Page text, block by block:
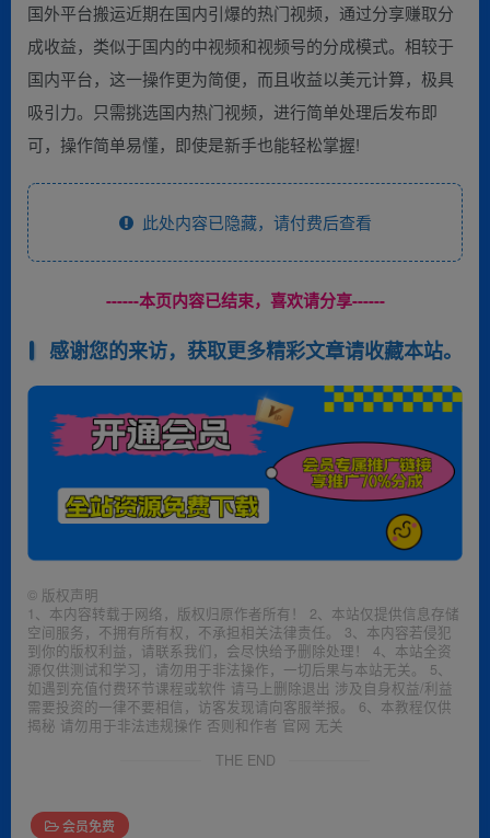
国外平台搬运近期在国内引爆的热门视频，通过分享赚取分
成收益，类似于国内的中视频和视频号的分成模式。相较于
国内平台，这一操作更为简便，而且收益以美元计算，极具
吸引力。只需挑选国内热门视频，进行简单处理后发布即
可，操作简单易懂，即使是新手也能轻松掌握!
此处内容已隐藏，请付费后查看
------本页内容已结束，喜欢请分享------
感谢您的来访，获取更多精彩文章请收藏本站。
© 版权声明
1、本内容转载于网络，版权归原作者所有！ 2、本站仅提供信息存储
空间服务，不拥有所有权，不承担相关法律责任。 3、本内容若侵犯
到你的版权利益，请联系我们，会尽快给予删除处理！ 4、本站全资
源仅供测试和学习，请勿用于非法操作，一切后果与本站无关。 5、
如遇到充值付费环节课程或软件 请马上删除退出 涉及自身权益/利益
需要投资的一律不要相信，访客发现请向客服举报。 6、本教程仅供
揭秘 请勿用于非法违规操作 否则和作者 官网 无关
THE END
会员免费